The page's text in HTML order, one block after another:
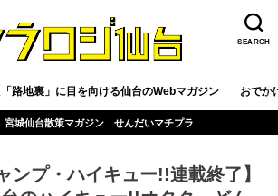
SEARCH
路地裏」に目を向ける仙台のWebマガジン おでか
宮城仙台散策マガジン せんだいマチプラ
ンプ・ハイキュー!!連載終了】